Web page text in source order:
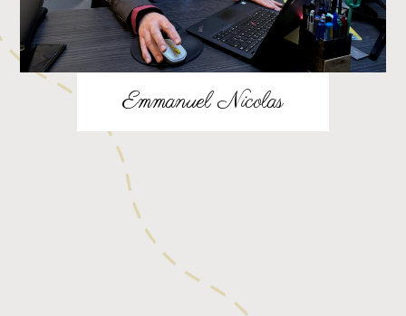
Emmanuel Nicolas